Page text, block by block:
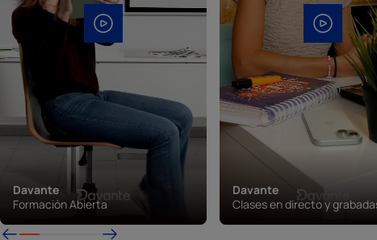
Davante
Formación Abierta
Davante
Clases en directo y